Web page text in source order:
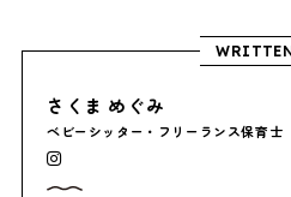
さくま めぐみ
ベビーシッター・フリーランス保育士